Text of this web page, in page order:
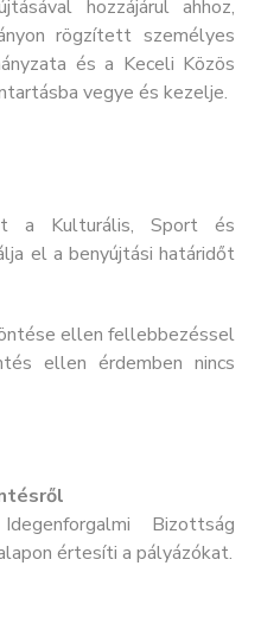
hozzájárul ahhoz,
rögzített személyes
és a Keceli Közös
vegye és kezelje.
a Kulturális, Sport és
el a benyújtási határidőt
ellen fellebbezéssel
ellen érdemben nincs
Bizottság
értesíti a pályázókat.